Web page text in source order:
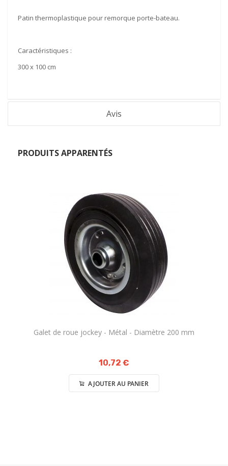
Patin thermoplastique pour remorque porte-bateau.
Caractéristiques :
300 x 100 cm
Avis
PRODUITS APPARENTÉS
Galet de roue jockey - Métal - Diamètre 200 mm
10,72 €
AJOUTER AU PANIER